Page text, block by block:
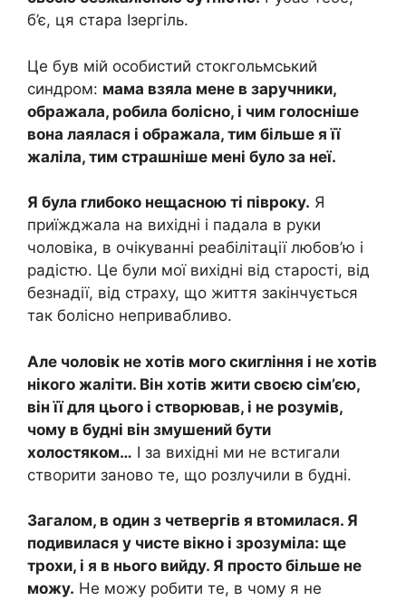
б’є, ця стара Ізергіль.
Це був мій особистий стокгольмський
синдром: мама взяла мене в заручники,
ображала, робила болісно, і чим голосніше
вона лаялася і ображала, тим більше я її
жаліла, тим страшніше мені було за неї.
Я була глибоко нещасною ті півроку. Я
приїжджала на вихідні і падала в руки
чоловіка, в очікуванні реабілітації любов’ю і
радістю. Це були мої вихідні від старості, від
безнадії, від страху, що життя закінчується
так болісно непривабливо.
Але чоловік не хотів мого скигління і не хотів
нікого жаліти. Він хотів жити своєю сім’єю,
він її для цього і створював, і не розумів,
чому в будні він змушений бути
холостяком… І за вихідні ми не встигали
створити заново те, що розлучили в будні.
Загалом, в один з четвергів я втомилася. Я
подивилася у чисте вікно і зрозуміла: ще
трохи, і я в нього вийду. Я просто більше не
можу. Не можу робити те, в чому я не